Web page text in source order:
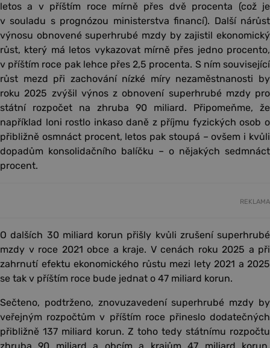
letos a v příštím roce mírně přes dvě procenta (což je
v souladu s prognózou ministerstva financí). Další nárůst
výnosu obnovené superhrubé mzdy by zajistil ekonomický
růst, který má letos vykazovat mírně přes jedno procento,
v příštím roce pak lehce přes 2,5 procenta. S ním související
růst mezd při zachování nízké míry nezaměstnanosti by
roku 2025 zvýšil výnos z obnovení superhrubé mzdy pro
státní rozpočet na zhruba 90 miliard. Připomeňme, že
například loni rostlo inkaso daně z příjmu fyzických osob o
přibližně osmnáct procent, letos pak stoupá – ovšem i kvůli
dopadům konsolidačního balíčku – o nějakých sedmnáct
procent.
REKLAMA
O dalších 30 miliard korun přišly kvůli zrušení superhrubé
mzdy v roce 2021 obce a kraje. V cenách roku 2025 a při
zahrnutí efektu ekonomického růstu mezi lety 2021 a 2025
se tak v příštím roce bude jednat o 47 miliard korun.
Sečteno, podtrženo, znovuzavedení superhrubé mzdy by
veřejným rozpočtům v příštím roce přineslo dodatečných
přibližně 137 miliard korun. Z toho tedy státnímu rozpočtu